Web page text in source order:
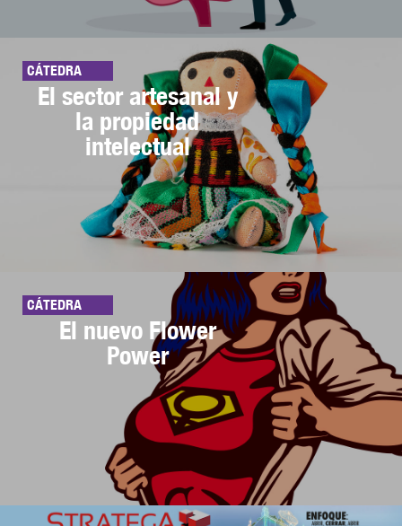
CÁTEDRA
El sector artesanal y
la propiedad
intelectual
CÁTEDRA
El nuevo Flower
Power